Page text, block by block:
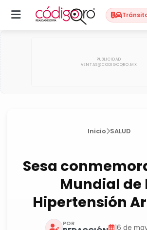
Inicio SALUD
Sesa
Mundial de
Hipertensión
POR 16 de